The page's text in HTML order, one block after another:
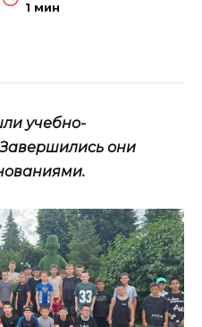
1 мин
учебно-
они